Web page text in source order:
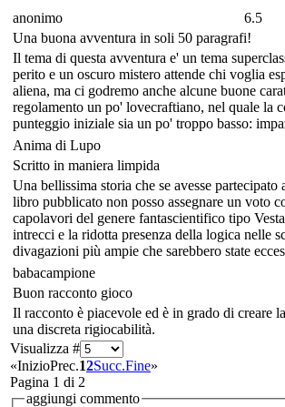
anonimo 6.5
Una buona avventura in soli 50 paragrafi!
Il tema di questa avventura e' un tema
perito e un oscuro mistero attende chi voglia
aliena, ma ci godremo anche alcune buone
regolamento un po' lovecraftiano, nel quale la
punteggio iniziale sia un po' troppo basso:
Anima di Lupo
Scritto in maniera limpida
Una bellissima storia che se avesse
libro pubblicato non posso assegnare un voto
capolavori del genere fantascientifico tipo
intrecci e la ridotta presenza della logica nelle
divagazioni più ampie che sarebbero state
babacampione
Buon racconto gioco
Il racconto è piacevole ed è in grado di creare
una discreta rigiocabilità.
Visualizza #
«InizioPrec.12Succ.Fine»
Pagina 1 di 2
aggiungi commento